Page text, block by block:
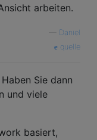
arbeiten.
Daniel
quelle
Sie dann
und viele
basiert,